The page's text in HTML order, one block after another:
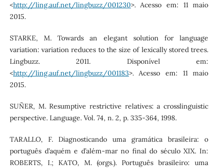
<http://ling.auf.net/lingbuzz/001230>. Acesso em: 11 maio
2015.
STARKE, M. Towards an elegant solution for language
variation: variation reduces to the size of lexically stored trees.
Lingbuzz. 2011. Disponível em:
<http://ling.auf.net/lingbuzz/001183>. Acesso em: 11 maio
2015.
SUÑER, M. Resumptive restrictive relatives: a crosslinguistic
perspective. Language. Vol. 74, n. 2, p. 335-364, 1998.
TARALLO, F. Diagnosticando uma gramática brasileira: o
português d’aquém e d’além-mar no final do século XIX. In:
ROBERTS, I.; KATO, M. (orgs.). Português brasileiro: uma